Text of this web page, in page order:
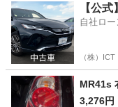
沖縄 うるま市 てだ
【公
自社ロ
（株）ICT
MR41s
3,276円